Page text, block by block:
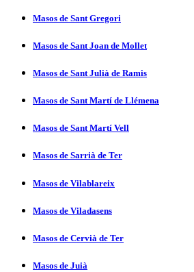
Masos de Sant Gregori
Masos de Sant Joan de Mollet
Masos de Sant Julià de Ramis
Masos de Sant Martí­ de Llémena
Masos de Sant Martí­ Vell
Masos de Sarrià de Ter
Masos de Vilablareix
Masos de Viladasens
Masos de Cervià de Ter
Masos de Juià